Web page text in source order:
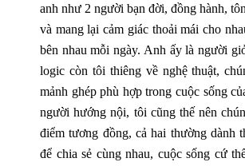
anh như 2 người bạn đời, đồng hành,
và mang lại cảm giác thoải mái cho
bên nhau mỗi ngày. Anh ấy là người
logic còn tôi thiêng về nghệ thuật,
mảnh ghép phù hợp trong cuộc sống
người hướng nội, tôi cũng thế nên
điểm tương đồng, cả hai thường dành
để chia sẻ cùng nhau, cuộc sống cứ